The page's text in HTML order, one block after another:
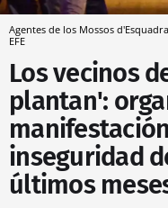
Agentes de los Mossos
EFE
Los vecinos
plantan':
inseguridad
últimos